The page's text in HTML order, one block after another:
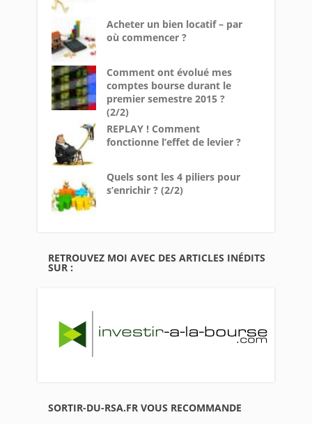
Acheter un bien locatif – par
où commencer ?
Comment ont évolué mes
comptes bourse durant le
premier semestre 2015 ?
(2/2)
REPLAY ! Comment
fonctionne l’effet de levier ?
Quels sont les 4 piliers pour
s’enrichir ? (2/2)
RETROUVEZ MOI AVEC DES ARTICLES INÉDITS
SUR :
SORTIR-DU-RSA.FR VOUS RECOMMANDE